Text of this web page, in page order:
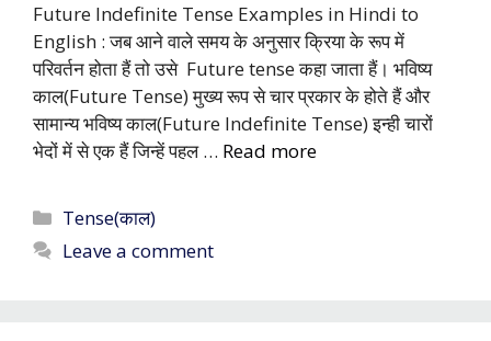
Future Indefinite Tense Examples in Hindi to
English : जब आने वाले समय के अनुसार क्रिया के रूप में
परिवर्तन होता हैं तो उसे Future tense कहा जाता हैं। भविष्य
काल(Future Tense) मुख्य रूप से चार प्रकार के होते हैं और
सामान्य भविष्य काल(Future Indefinite Tense) इन्ही चारों
भेदों में से एक हैं जिन्हें पहल … Read more
Categories
Tense(काल)
Leave a comment